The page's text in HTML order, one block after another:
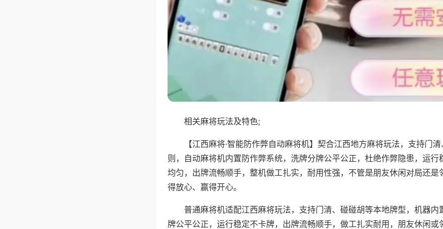
相关麻将玩法及特色;
【江西麻将·智能防作弊自动麻将机】契合江西地方麻将玩法，支持门
则，自动麻将机内置防作弊系统，洗牌分牌公平公正，杜绝作弊隐患，运行
均匀，出牌流畅顺手，整机做工扎实，耐用性强，不管是朋友休闲对局还是
得放心、赢得开心。
普通麻将机适配江西麻将玩法，支持门清、碰碰胡等本地牌型，机器内
牌公平公正，运行稳定不卡牌，出牌流畅顺手，做工扎实耐用，朋友休闲或